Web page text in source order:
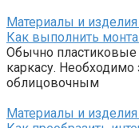
Материалы и изделия
Как выполнить
Обычно пластиковые
каркасу. Необходимо
облицовочным
Материалы и изделия